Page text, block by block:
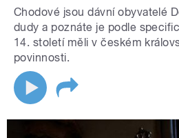
Chodové jsou dávní obyvatelé
dudy a poznáte je podle
14. století měli v českém
povinnosti.